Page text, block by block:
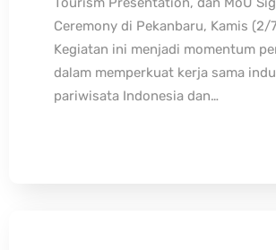
Ceremony di Pekanbaru, Kamis (2/
Kegiatan ini menjadi momentum
dalam memperkuat kerja sama
pariwisata Indonesia dan…